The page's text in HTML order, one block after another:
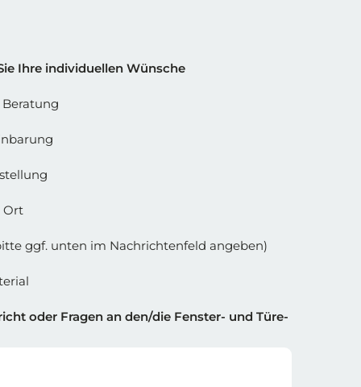
2
Ihre individuellen Wünsche
Beratung
Ort
ggf. unten im Nachrichtenfeld angeben)
oder Fragen an den/die Fenster- und Türe-